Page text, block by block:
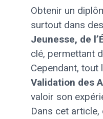
Obtenir un
surtout dans
Jeunesse, de
clé, permettant
Cependant, tout
Validation des
valoir son
Dans cet